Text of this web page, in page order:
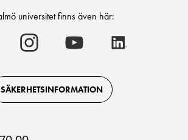
universitet finns även här:
Malmö
universitet
on
Instagram
Malmö
universitet
on
Youtube
SÄKERHETSINFORMATION